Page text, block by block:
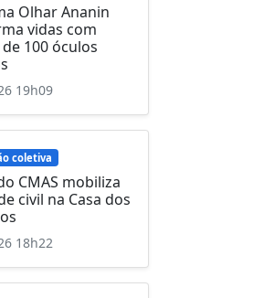
Olhar Ananin
vidas com
100 óculos
19h09
coletiva
CMAS mobiliza
civil na Casa dos
18h22